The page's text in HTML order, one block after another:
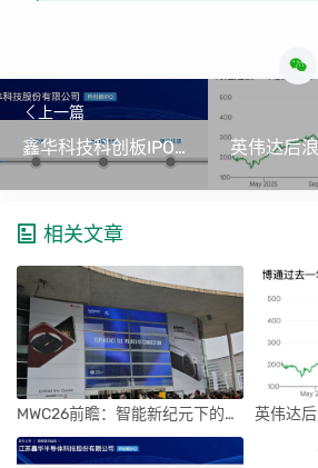
上一篇
鑫华科技科创板IPO获批，领跑国内半导体材料市场
相关文章
MWC26前瞻：智能新纪元下的科技盛宴